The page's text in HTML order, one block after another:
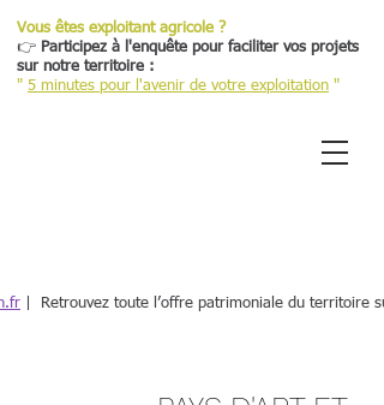
Vous êtes exploitant agricole ?
👉 Participez à l'enquête pour faciliter vos projets
sur notre territoire :
" 5 minutes pour l'avenir de votre exploitation "
| Retrouvez toute l’offre patrimoniale du territoire